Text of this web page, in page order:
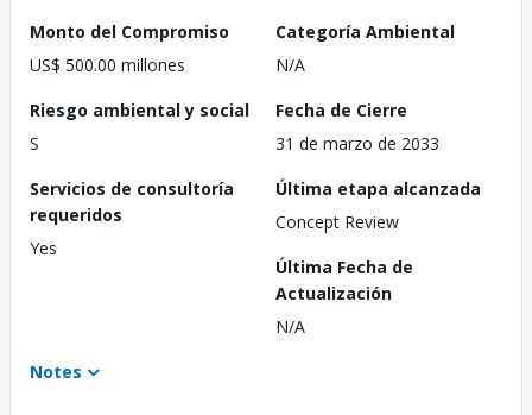
Monto del Compromiso
US$ 500.00 millones
Categoría Ambiental
N/A
Riesgo ambiental y social
S
Fecha de Cierre
31 de marzo de 2033
Servicios de consultoría
requeridos
Yes
Última etapa alcanzada
Concept Review
Última Fecha de
Actualización
N/A
Notes